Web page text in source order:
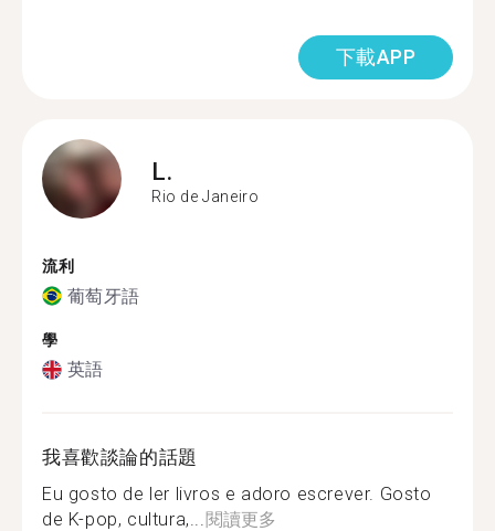
下載APP
L.
Rio de Janeiro
流利
葡萄牙語
學
英語
我喜歡談論的話題
Eu gosto de ler livros e adoro escrever. Gosto
de K-pop, cultura,...閱讀更多